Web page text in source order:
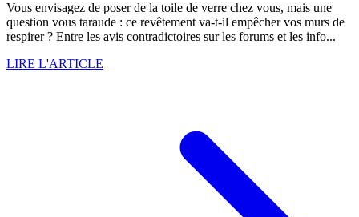
Vous envisagez de poser de la toile de verre chez vous, mais une
question vous taraude : ce revêtement va-t-il empêcher vos murs de
respirer ? Entre les avis contradictoires sur les forums et les info...
LIRE L'ARTICLE